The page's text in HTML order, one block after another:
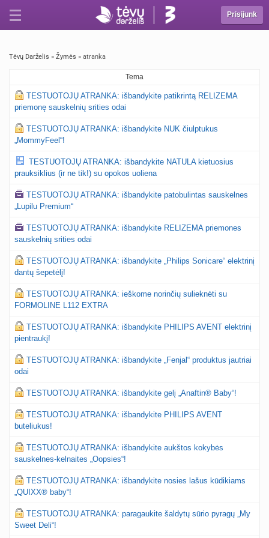
Prisijunk
Tėvų Darželis » Žymės » atranka
Tema
TESTUOTOJŲ ATRANKA: išbandykite patikrintą RELIZEMA
priemonę sauskelnių srities odai
TESTUOTOJŲ ATRANKA: išbandykite NUK čiulptukus
„MommyFeel“!
TESTUOTOJŲ ATRANKA: išbandykite NATULA kietuosius
prauksiklius (ir ne tik!) su opokos uoliena
TESTUOTOJŲ ATRANKA: išbandykite patobulintas sauskelnes
„Lupilu Premium“
TESTUOTOJŲ ATRANKA: išbandykite RELIZEMA priemones
sauskelnių srities odai
TESTUOTOJŲ ATRANKA: išbandykite „Philips Sonicare“ elektrinį
dantų šepetėlį!
TESTUOTOJŲ ATRANKA: ieškome norinčių sulieknėti su
FORMOLINE L112 EXTRA
TESTUOTOJŲ ATRANKA: išbandykite PHILIPS AVENT elektrinį
pientraukį!
TESTUOTOJŲ ATRANKA: išbandykite „Fenjal“ produktus jautriai
odai
TESTUOTOJŲ ATRANKA: išbandykite gelį „Anaftin® Baby“!
TESTUOTOJŲ ATRANKA: išbandykite PHILIPS AVENT
buteliukus!
TESTUOTOJŲ ATRANKA: išbandykite aukštos kokybės
sauskelnes-kelnaites „Oopsies“!
TESTUOTOJŲ ATRANKA: išbandykite nosies lašus kūdikiams
„QUIXX® baby“!
TESTUOTOJŲ ATRANKA: paragaukite šaldytų sūrio pyragų „My
Sweet Deli“!